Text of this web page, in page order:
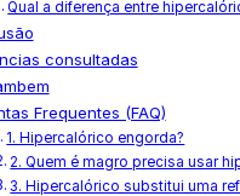
Qual a diferença entre
consultadas
Frequentes (FAQ)
1. Hipercalórico engorda?
2. Quem é magro precisa usar
3. Hipercalórico substitui uma